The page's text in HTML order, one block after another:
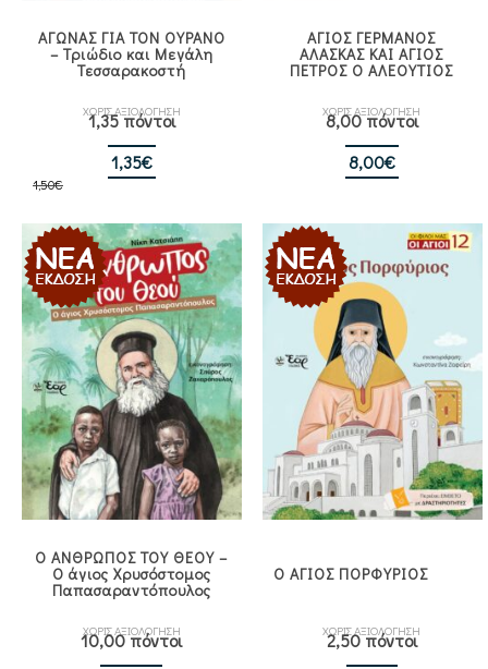
ΑΓΩΝΑΣ ΓΙΑ ΤΟΝ ΟΥΡΑΝΟ
– Τριώδιο και Μεγάλη
Τεσσαρακοστή
ΧΩΡΙΣ ΑΞΙΟΛΟΓΗΣΗ
1,35 πόντοι
1,50€
Original
1,50€.
1,35€
είναι:
1,35€.
ΑΓΙΟΣ ΓΕΡΜΑΝΟΣ
ΑΛΑΣΚΑΣ ΚΑΙ ΑΓΙΟΣ
ΠΕΤΡΟΣ Ο ΑΛΕΟΥΤΙΟΣ
ΧΩΡΙΣ ΑΞΙΟΛΟΓΗΣΗ
8,00 πόντοι
8,00€
Ο ΑΝΘΡΩΠΟΣ ΤΟΥ ΘΕΟΥ –
Ο άγιος Χρυσόστομος
Παπασαραντόπουλος
ΧΩΡΙΣ ΑΞΙΟΛΟΓΗΣΗ
10,00 πόντοι
Ο ΑΓΙΟΣ ΠΟΡΦΥΡΙΟΣ
ΧΩΡΙΣ ΑΞΙΟΛΟΓΗΣΗ
2,50 πόντοι